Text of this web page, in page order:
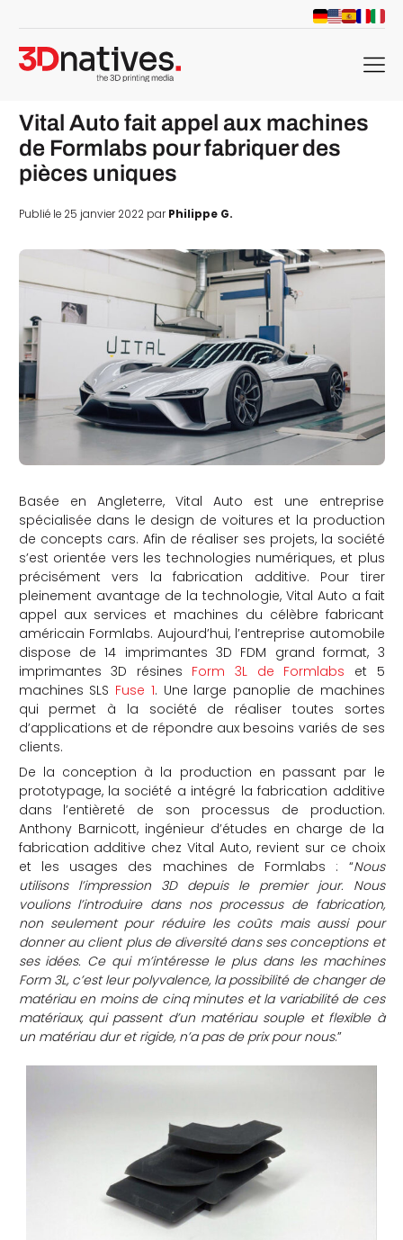
menu
Vital Auto fait appel aux machines
de Formlabs pour fabriquer des
pièces uniques
Publié le 25 janvier 2022 parPhilippe G.
Basée en Angleterre, Vital Auto est une entreprise
spécialisée dans le design de voitures et la production
de concepts cars. Afin de réaliser ses projets, la société
s’est orientée vers les technologies numériques, et plus
précisément vers la fabrication additive. Pour tirer
pleinement avantage de la technologie, Vital Auto a fait
appel aux services et machines du célèbre fabricant
américain Formlabs. Aujourd’hui, l’entreprise automobile
dispose de14 imprimantes 3D FDM grand format, 3
imprimantes 3D résines Form 3L de Formlabs et 5
machines SLS Fuse 1. Une large panoplie de machines
qui permet à la société de réaliser toutes sortes
d’applications et de répondre aux besoins variés de ses
clients.
De la conception à la production en passant par le
prototypage, la société a intégré la fabrication additive
dans l’entièreté de son processus de production.
Anthony Barnicott, ingénieur d’études en charge de la
fabrication additive chez Vital Auto, revient sur ce choix
et les usages des machines de Formlabs : “Nous
utilisons l’impression 3D depuis le premier jour. Nous
voulions l’introduire dans nos processus de fabrication,
non seulement pour réduire les coûts mais aussi pour
donner au client plus de diversité dans ses conceptions et
ses idées. Ce qui m’intéresse le plus dans les machines
Form 3L, c’est leur polyvalence, la possibilité de changer de
matériau en moins de cinq minutes et la variabilité de ces
matériaux, qui passent d’un matériau souple et flexible à
un matériau dur et rigide, n’a pas de prix pour nous.”